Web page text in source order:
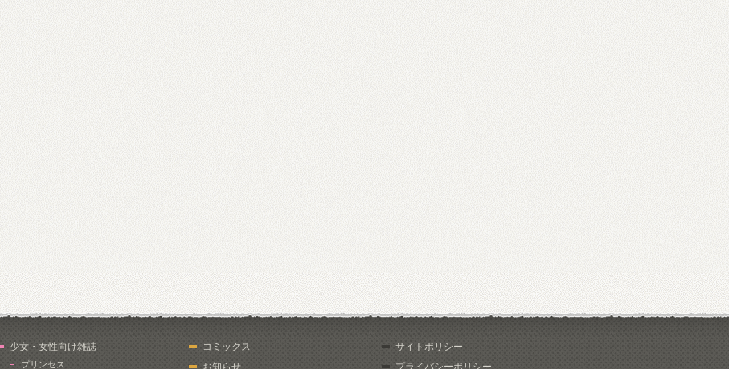
少女・女性向け雑誌
プリンセス
コミックス
お知らせ
サイトポリシー
プライバシーポリシー